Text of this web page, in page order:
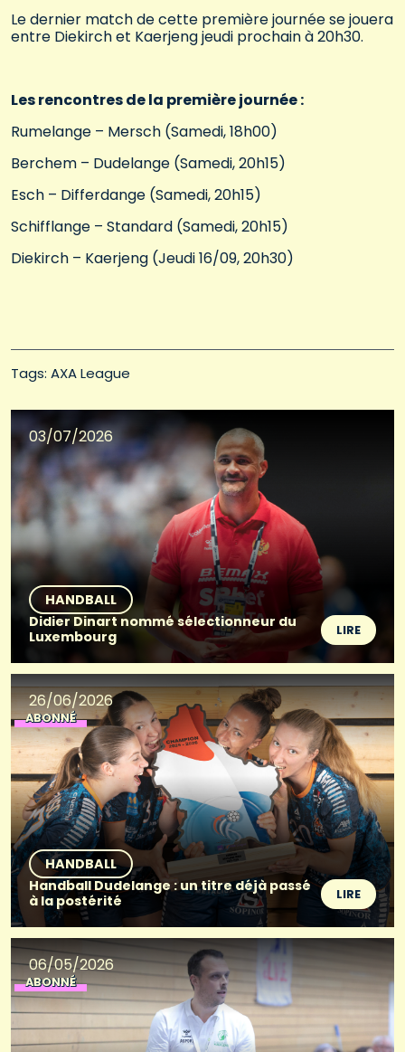
Le dernier match de cette première journée se jouera
entre Diekirch et Kaerjeng jeudi prochain à 20h30.
Les rencontres de la première journée :
Rumelange – Mersch (Samedi, 18h00)
Berchem – Dudelange (Samedi, 20h15)
Esch – Differdange (Samedi, 20h15)
Schifflange – Standard (Samedi, 20h15)
Diekirch – Kaerjeng (Jeudi 16/09, 20h30)
Tags: AXA League
03/07/2026
HANDBALL
Didier Dinart nommé sélectionneur du
Luxembourg
LIRE
26/06/2026
ABONNÉ
HANDBALL
Handball Dudelange : un titre déjà passé
à la postérité
LIRE
06/05/2026
ABONNÉ